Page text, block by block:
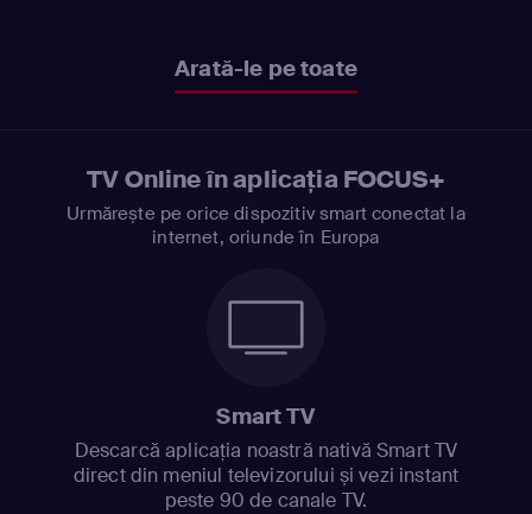
Arată-le pe toate
TV Online în aplicația FOCUS+
Urmărește pe orice dispozitiv smart conectat la
internet, oriunde în Europa
Smart TV
Descarcă aplicația noastră nativă Smart TV
direct din meniul televizorului și vezi instant
peste 90 de canale TV.